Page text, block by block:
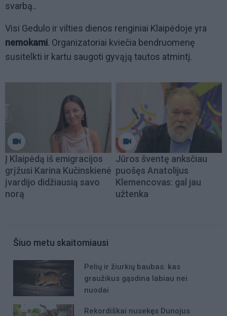
svarbą..
Visi Gedulo ir vilties dienos renginiai Klaipėdoje yra
nemokami. Organizatoriai kviečia bendruomenę
susitelkti ir kartu saugoti gyvąją tautos atmintį.
Į Klaipėdą iš emigracijos
grįžusi Karina Kučinskienė
įvardijo didžiausią savo
norą
Jūros šventę anksčiau
puošęs Anatolijus
Klemencovas: gal jau
užtenka
Šiuo metu skaitomiausi
Pelių ir žiurkių baubas: kas
graužikus gąsdina labiau nei
nuodai
Rekordiškai nusekęs Dunojus